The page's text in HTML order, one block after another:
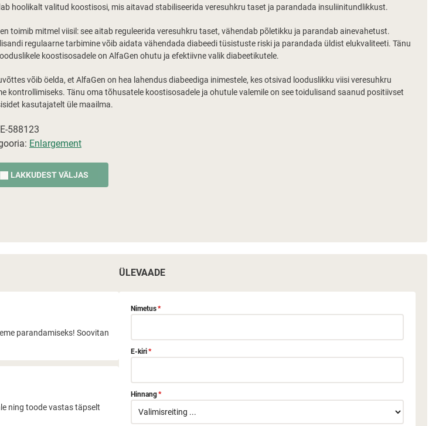
hoolikalt valitud koostisosi, mis aitavad stabiliseerida veresuhkru taset ja parandada insuliinitundlikkust.
toimib mitmel viisil: see aitab reguleerida veresuhkru taset, vähendab põletikku ja parandab ainevahetust.
regulaarne tarbimine võib aidata vähendada diabeedi tüsistuste riski ja parandada üldist elukvaliteeti. Tänu
koostisosadele on AlfaGen ohutu ja efektiivne valik diabeetikutele.
võib öelda, et AlfaGen on hea lahendus diabeediga inimestele, kes otsivad looduslikku viisi veresuhkru
kontrollimiseks. Tänu oma tõhusatele koostisosadele ja ohutule valemile on see toidulisand saanud positiivset
kasutajatelt üle maailma.
588123
Enlargement
LAKKUDEST VÄLJAS
parandamiseks! Soovitan
ning toode vastas täpselt
ÜLEVAADE
Nimetus*
E-kiri*
Hinnang*